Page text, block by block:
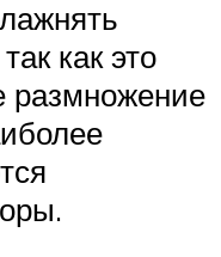
как это
размножение